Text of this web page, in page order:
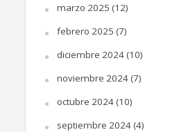
marzo 2025 (12)
febrero 2025 (7)
diciembre 2024(10)
noviembre 2024(7)
octubre 2024(10)
septiembre 2024(4)